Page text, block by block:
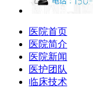
医院首页
医院简介
医院新闻
医护团队
临床技术